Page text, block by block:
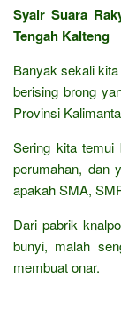
Syair Suara
Tengah Kalteng
Banyak sekali
berising brong
Provinsi
Sering kita temui
perumahan, dan
apakah SMA,
Dari pabrik
bunyi, malah
membuat onar.